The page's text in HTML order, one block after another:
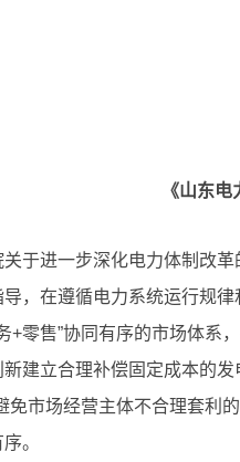
《山东
关于进一步深化电力体制改
，在遵循电力系统运行规
+零售”协同有序的市场体
建立合理补偿固定成本的
免市场经营主体不合理套利
。